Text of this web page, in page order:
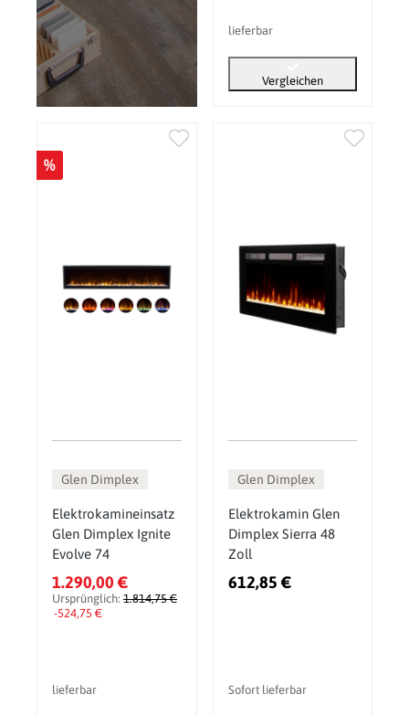
lieferbar
Vergleichen
%
Glen Dimplex
Elektrokamineinsatz
Glen Dimplex Ignite
Evolve 74
1.290,00 €
Ursprünglich: 1.814,75 €
-524,75 €
lieferbar
Glen Dimplex
Elektrokamin Glen
Dimplex Sierra 48
Zoll
612,85 €
Sofort lieferbar